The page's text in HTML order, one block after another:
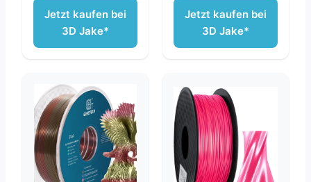
Jetzt kaufen bei
3D Jake*
Jetzt kaufen bei
3D Jake*